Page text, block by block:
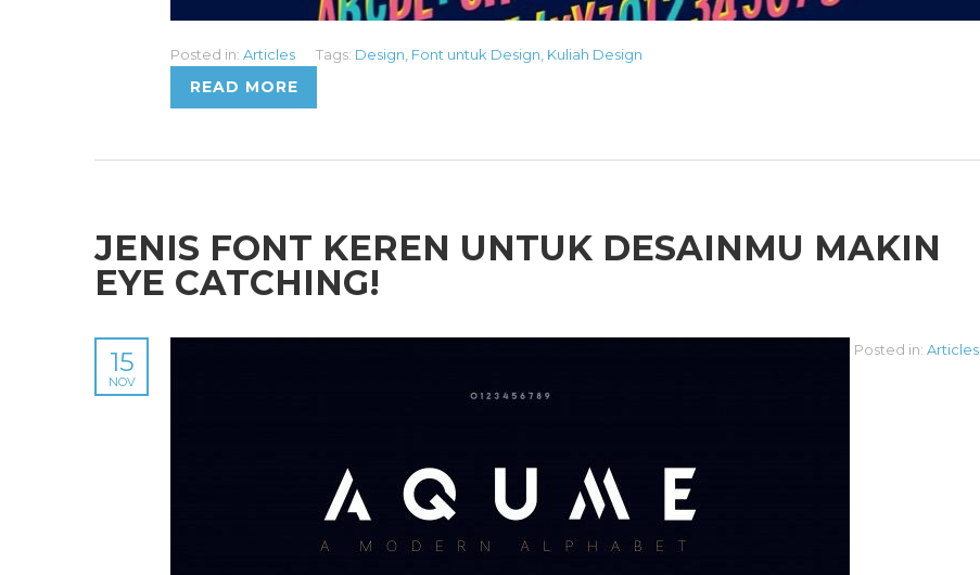
Posted in: Articles Tags: Design Font untuk Design Kuliah Design
READ MORE
JENIS FONT KEREN UNTUK DESAINMU MAKIN
EYE CATCHING!
15
NOV
Posted in: Articles